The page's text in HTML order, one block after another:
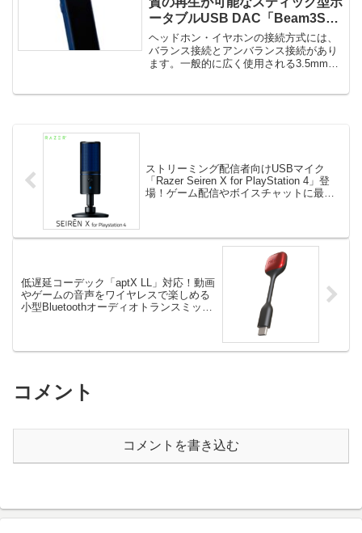
ータブルUSB DAC「Beam3S」
登場！
ヘッドホン・イヤホンの接続方式には、
バランス接続とアンバランス接続があり
ます。一般的に広く使用される3.5mmの
ストリーミング配信者向けUSBマイク
「Razer Seiren X for PlayStation 4」登
場！ゲーム配信やボイスチャットに最
低遅延コーデック「aptX LL」対応！動画
やゲームの音声をワイヤレスで楽しめる
小型Bluetoothオーディオトランスミッタ
コメント
コメントを書き込む